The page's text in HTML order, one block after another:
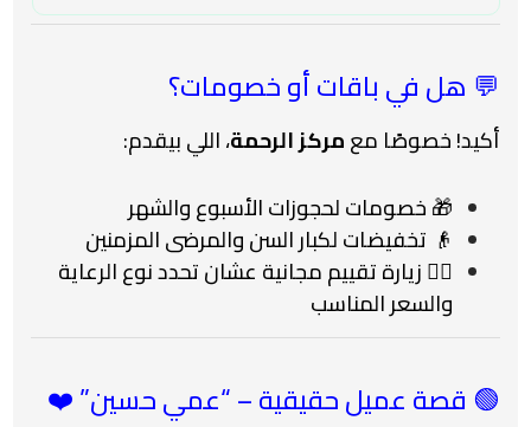
💬 هل في باقات أو خصومات؟
أكيد! خصوصًا معمركز الرحمة، اللي بيقدم:
🎁 خصومات لحجوزات الأسبوع والشهر
👴 تخفيضات لكبار السن والمرضى المزمنين
👨‍⚕️ زيارة تقييم مجانية عشان تحدد نوع الرعاية
والسعر المناسب
🟢 قصة عميل حقيقية – “عمي حسين” ❤️